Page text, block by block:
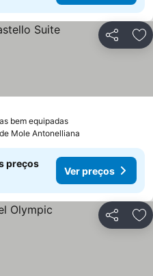
Partilhar
bem equipadas
Mole Antonelliana
preços
Ver preços
Partilhar